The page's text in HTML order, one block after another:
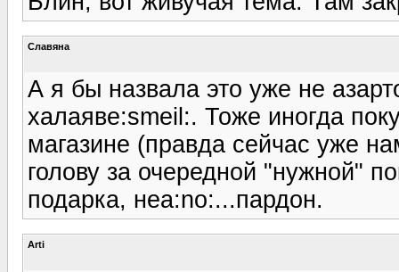
Славяна
А я бы назвала это уже не
халаяве:smeil:. Тоже иногда
магазине (правда сейчас уже
голову за очередной "нужной"
подарка, неа:no:...пардон.
Arti